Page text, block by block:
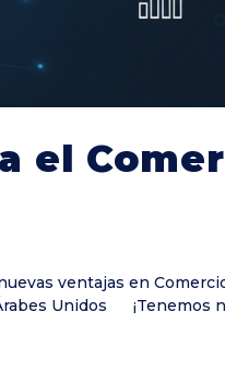
el
ventajas en
Unidos ¡Tenemos